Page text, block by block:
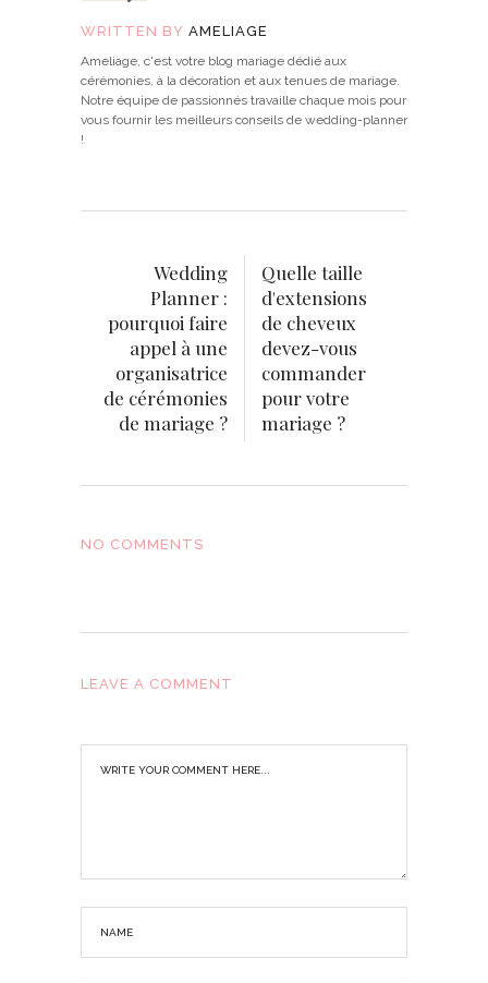
WRITTEN BY AMELIAGE
Ameliage, c'est votre blog mariage dédié aux
cérémonies, à la décoration et aux tenues de mariage.
Notre équipe de passionnés travaille chaque mois pour
vous fournir les meilleurs conseils de wedding-planner
!
Wedding
Planner :
pourquoi faire
appel à une
organisatrice
de cérémonies
de mariage ?
Quelle taille
d'extensions
de cheveux
devez-vous
commander
pour votre
mariage ?
NO COMMENTS
LEAVE A COMMENT